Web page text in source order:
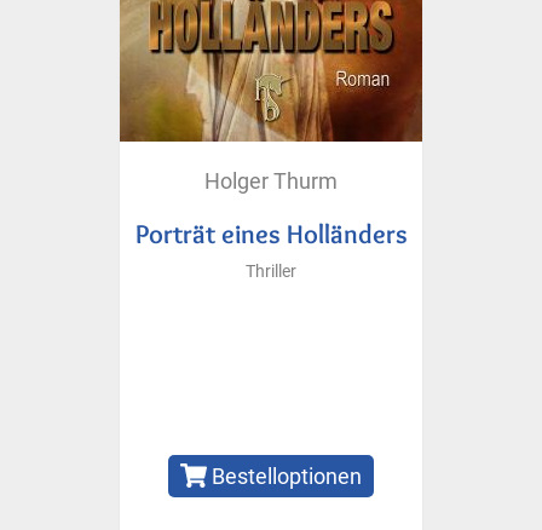
Holger Thurm
Porträt eines Holländers
Thriller
Bestelloptionen